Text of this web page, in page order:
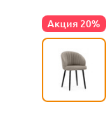
Акция 20%